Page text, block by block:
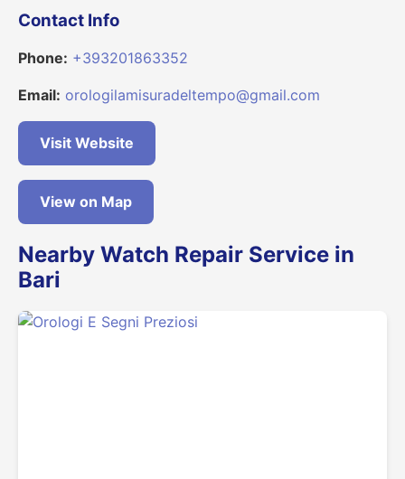
Contact Info
Phone: +393201863352
Email: orologilamisuradeltempo@gmail.com
Visit Website
View on Map
Nearby Watch Repair Service in
Bari